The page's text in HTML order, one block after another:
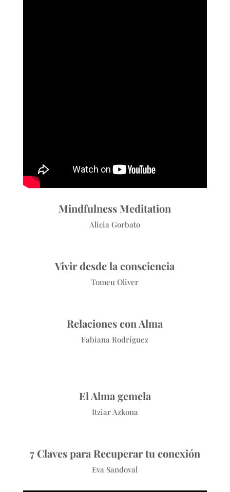
Mindfulness Meditation
Alicia Gorbato
Vivir desde la consciencia
Tomeu Oliver
Relaciones con Alma
Fabiana Rodríguez
El Alma gemela
Itziar Azkona
7 Claves para Recuperar tu conexión
Eva Sandoval